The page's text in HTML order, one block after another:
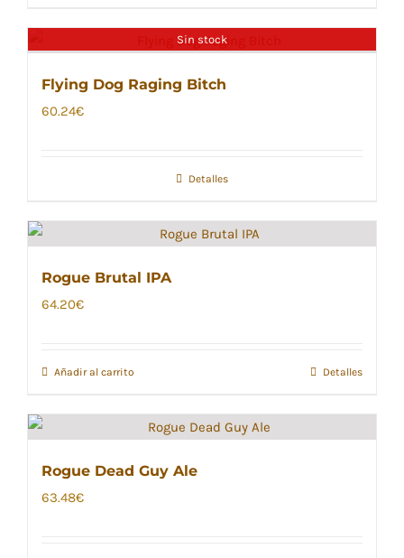
Sin stock
Flying Dog Raging Bitch
60.24€
Detalles
Rogue Brutal IPA
64.20€
Añadir al carrito Detalles
Rogue Dead Guy Ale
63.48€